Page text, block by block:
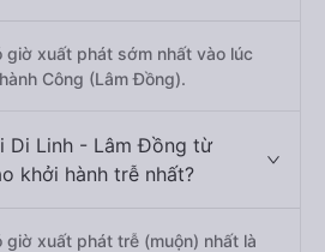
giờ xuất phát sớm nhất vào lúc
Công (Lâm Đồng).
Di Linh - Lâm Đồng từ
khởi hành trễ nhất?
giờ xuất phát trễ (muộn) nhất là